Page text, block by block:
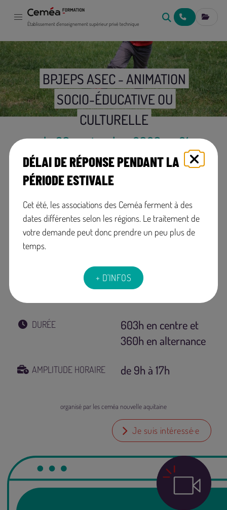
DÉLAI DE RÉPONSE PENDANT LA
PÉRIODE ESTIVALE
Cet été, les associations des Ceméa ferment à des
dates différentes selon les régions. Le traitement de
votre demande peut donc prendre un peu plus de
temps.
+ D'INFOS
Établissement d'enseignement supérieur privé technique NOUS MES
BPJEPS ASEC - ANIMATION
SOCIO-ÉDUCATIVE OU
CULTURELLE
du 30 septembre 2026 au 21
janvier 2028
GUERET (Creuse)
du 30 septembre
2026 au 21 janvier
DURÉE
603h en centre et
360h en alternance
AMPLITUDE HORAIRE de 9h à 17h
organisé par les ceméa nouvelle aquitaine
Je suis intéressé·e